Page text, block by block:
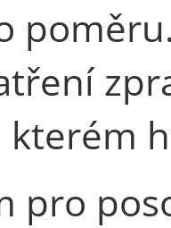
kterém
pro